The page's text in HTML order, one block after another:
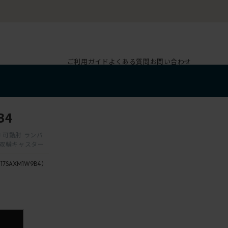
ご利用ガイド よくある質問お問い合わせ
動肘 ランバ
輪キャスター
）